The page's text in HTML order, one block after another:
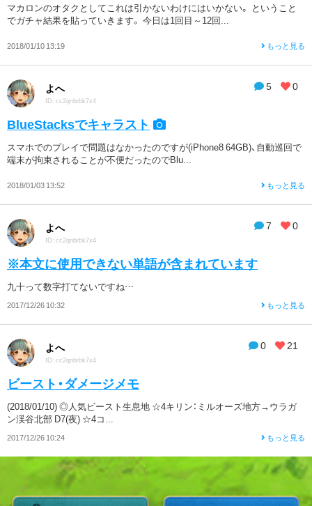
マカロンのオタクとしてこれは引かないわけにはいかない。 ということ
でガチャ結果を貼っていきます。 今日は1回目～12回...
2018/01/10 13:19 もっと見る
5 0
よへ
ID: cc2qnbrbk7x4
BlueStacksでキャラスト
スマホでのプレイで問題はなかったのですが(iPhone8 64GB)、自動巡回で
端末が拘束されることが不便だったのでBlu...
2018/01/03 13:52 もっと見る
7 0
よへ
ID: cc2qnbrbk7x4
※本文に使用できない単語が含まれています
九十って数字打てないですね…
2017/12/26 10:32 もっと見る
0 21
よへ
ID: cc2qnbrbk7x4
ビースト・ダメージメモ
(2018/01/10) ◎人気ビースト生息地 ☆4キリン：ミルオーズ地方→ウラガ
ン渓谷北部 D7(夜) ☆4コ...
2017/12/26 10:24 もっと見る